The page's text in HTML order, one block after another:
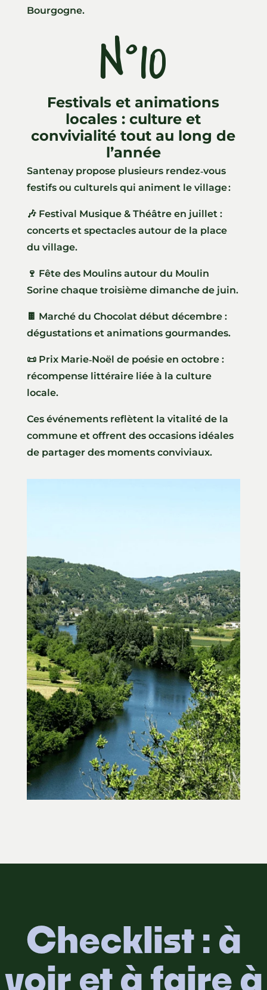
Bourgogne.
N°10
Festivals et animations
locales : culture et
convivialité tout au long de
l’année
Santenay propose plusieurs rendez‑vous
festifs ou culturels qui animent le village :
🎶 Festival Musique & Théâtre en juillet :
concerts et spectacles autour de la place
du village.
🍷 Fête des Moulins autour du Moulin
Sorine chaque troisième dimanche de juin.
🍫 Marché du Chocolat début décembre :
dégustations et animations gourmandes.
📜 Prix Marie‑Noël de poésie en octobre :
récompense littéraire liée à la culture
locale.
Ces événements reflètent la vitalité de la
commune et offrent des occasions idéales
de partager des moments conviviaux.
Checklist : à
voir et à faire à